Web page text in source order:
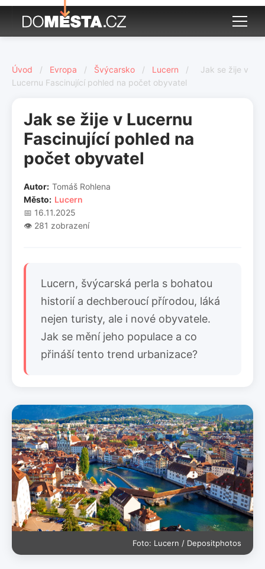
Úvod / Evropa / Švýcarsko / Lucern /
Jak se žije v
Lucernu Fascinující pohled na počet obyvatel
Jak se žije v Lucernu
Fascinující pohled na
počet obyvatel
Autor: Tomáš Rohlena
Město: Lucern
📅 16.11.2025
👁️ 281 zobrazení
Lucern, švýcarská perla s bohatou
historií a dechberoucí přírodou, láká
nejen turisty, ale i nové obyvatele.
Jak se mění jeho populace a co
přináší tento trend urbanizace?
Foto: Lucern / Depositphotos